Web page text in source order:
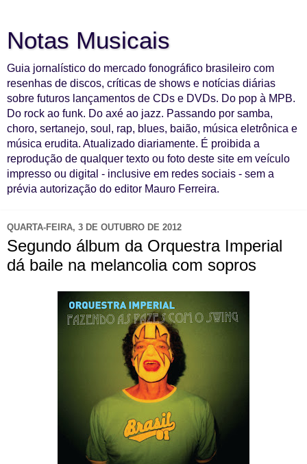
Notas Musicais
Guia jornalístico do mercado fonográfico brasileiro com
resenhas de discos, críticas de shows e notícias diárias
sobre futuros lançamentos de CDs e DVDs. Do pop à MPB.
Do rock ao funk. Do axé ao jazz. Passando por samba,
choro, sertanejo, soul, rap, blues, baião, música eletrônica e
música erudita. Atualizado diariamente. É proibida a
reprodução de qualquer texto ou foto deste site em veículo
impresso ou digital - inclusive em redes sociais - sem a
prévia autorização do editor Mauro Ferreira.
QUARTA-FEIRA, 3 DE OUTUBRO DE 2012
Segundo álbum da Orquestra Imperial
dá baile na melancolia com sopros